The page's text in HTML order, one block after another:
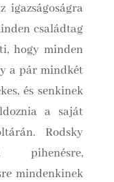
igazságoságra
családtag
hogy minden
a pár mindkét
és senkinek
a saját
Rodsky
pihenésre,
mindenkinek